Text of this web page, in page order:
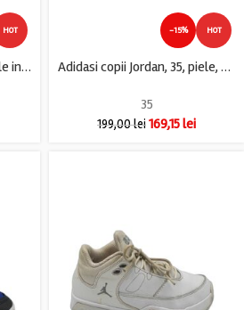
HOT
Adidasi copii Primigi 31 piele intoarsa , gri
-15% HOT
Adidasi copii Jordan, 35, piele, visiniu gri
35
199,00lei169,15lei